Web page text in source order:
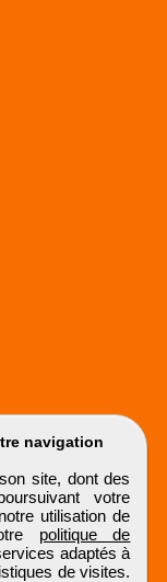
navigation
site, dont des
votre
utilisation de
politique de
adaptés à
de visites.